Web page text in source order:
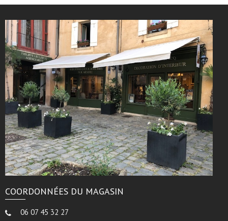
COORDONNÉES DU MAGASIN
06 07 45 32 27